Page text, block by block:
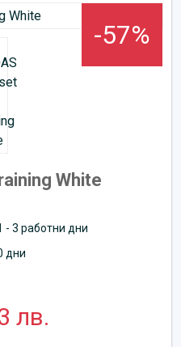
-57%
White
- 3 работни дни
дни
лв.